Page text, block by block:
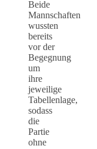
Beide
Mannschaften
wussten
bereits
vor der
Begegnung
um
ihre
jeweilige
Tabellenlage,
sodass
die
Partie
ohne